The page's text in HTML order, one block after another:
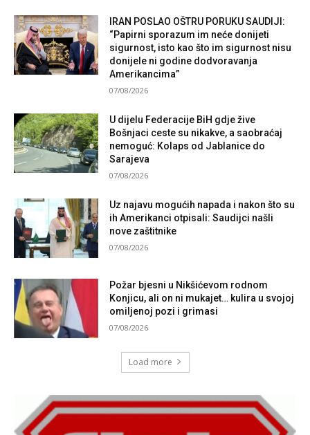
IRAN POSLAO OŠTRU PORUKU SAUDIJI:
“Papirni sporazum im neće donijeti
sigurnost, isto kao što im sigurnost nisu
donijele ni godine dodvoravanja
Amerikancima”
07/08/2026
U dijelu Federacije BiH gdje žive
Bošnjaci ceste su nikakve, a saobraćaj
nemoguć: Kolaps od Jablanice do
Sarajeva
07/08/2026
Uz najavu mogućih napada i nakon što su
ih Amerikanci otpisali: Saudijci našli
nove zaštitnike
07/08/2026
Požar bjesni u Nikšićevom rodnom
Konjicu, ali on ni mukajet… kulira u svojoj
omiljenoj pozi i grimasi
07/08/2026
Load more